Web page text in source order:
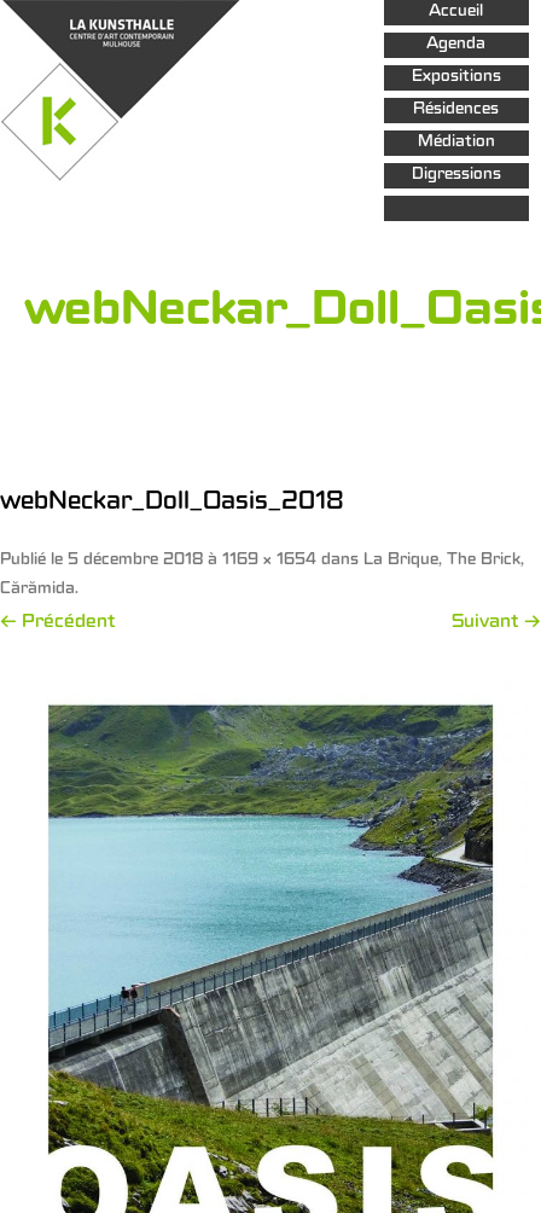
Aller au
contenu
principal
Accueil
Agenda
Expositions
Résidences
Médiation
Digressions
webNeckar_Doll_Oasis_2018
Publié le 5 décembre 2018 à 1169 × 1654 dans La Brique, The Brick,
Cărămida.
← Précédent Suivant →